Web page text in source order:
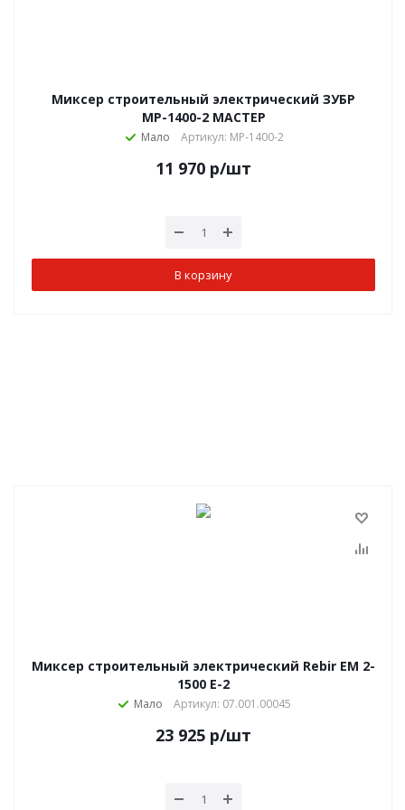
Миксер строительный электрический ЗУБР
МР-1400-2 МАСТЕР
Мало Артикул: МР-1400-2
11 970 р/шт
В корзину
Миксер строительный электрический Rebir ЕМ 2-
1500 E-2
Мало Артикул: 07.001.00045
23 925 р/шт